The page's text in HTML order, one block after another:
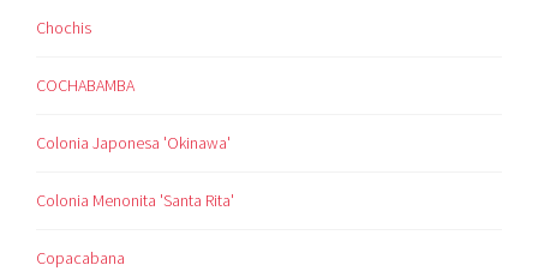
Chochis
COCHABAMBA
Colonia Japonesa 'Okinawa'
Colonia Menonita 'Santa Rita'
Copacabana